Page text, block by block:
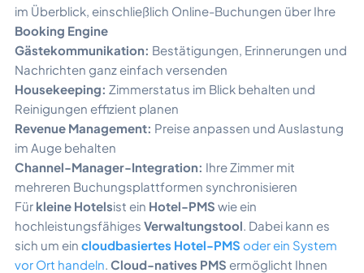
im Überblick, einschließlich Online-Buchungen über Ihre
Booking Engine
Gästekommunikation: Bestätigungen, Erinnerungen und
Nachrichten ganz einfach versenden
Housekeeping: Zimmerstatus im Blick behalten und
Reinigungen effizient planen
Revenue Management: Preise anpassen und Auslastung
im Auge behalten
Channel-Manager-Integration: Ihre Zimmer mit
mehreren Buchungsplattformen synchronisieren
Für kleine Hotelsist ein Hotel-PMS wie ein
hochleistungsfähiges Verwaltungstool . Dabei kann es
sich um ein cloudbasiertes Hotel-PMS oder ein System
vor Ort handeln Cloud-natives PMS ermöglicht Ihnen